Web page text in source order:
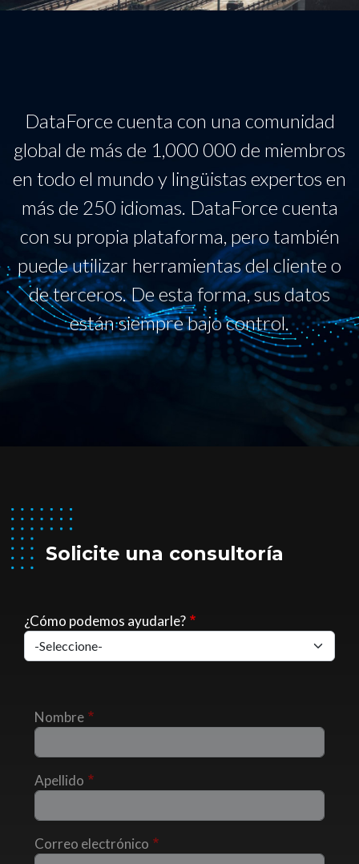
DataForce cuenta con una comunidad
global de más de 1,000 000 de miembros
en todo el mundo y lingüistas expertos en
más de 250 idiomas. DataForce cuenta
con su propia plataforma, pero también
puede utilizar herramientas del cliente o
de terceros. De esta forma, sus datos
están siempre bajo control.
Solicite una consultoría
¿Cómo podemos ayudarle?
Nombre
Apellido
Correo electrónico